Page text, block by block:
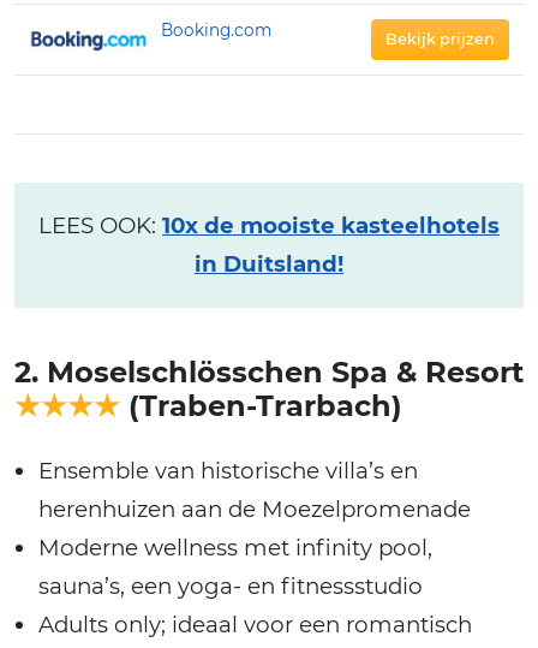
Booking.com Bekijk prijzen
LEES OOK: 10x de mooiste kasteelhotels
in Duitsland!
2. Moselschlösschen Spa & Resort
★★★★ (Traben-Trarbach)
Ensemble van historische villa’s en
herenhuizen aan de Moezelpromenade
Moderne wellness met infinity pool,
sauna’s, een yoga- en fitnessstudio
Adults only; ideaal voor een romantisch